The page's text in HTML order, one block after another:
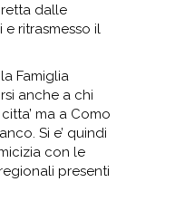
dalle
ritrasmesso il
Famiglia
anche a chi
ma a Como
Si e’ quindi
con le
presenti